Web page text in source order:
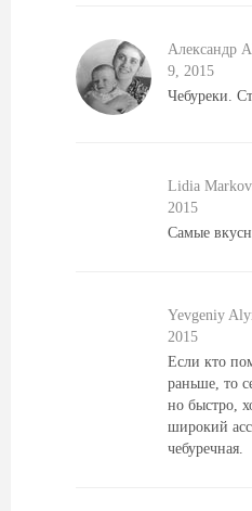
Александр
9, 2015
Чебуреки.
Lidia
2015
Самые
Yevgeniy
2015
Если кто
раньше, то
но быстро,
широкий
чебуречная.